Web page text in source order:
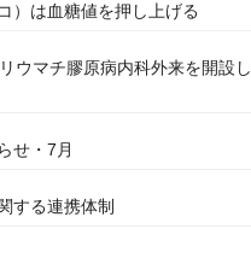
）は血糖値を押し上げる
ウマチ膠原病内科外来を開設し
せ・7月
する連携体制